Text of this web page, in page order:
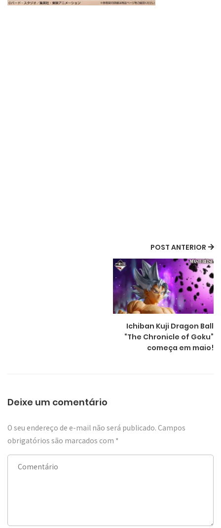
POST ANTERIOR
Ichiban Kuji Dragon Ball
“The Chronicle of Goku”
começa em maio!
Deixe um comentário
O seu endereço de e-mail não será publicado. Campos
obrigatórios são marcados com *